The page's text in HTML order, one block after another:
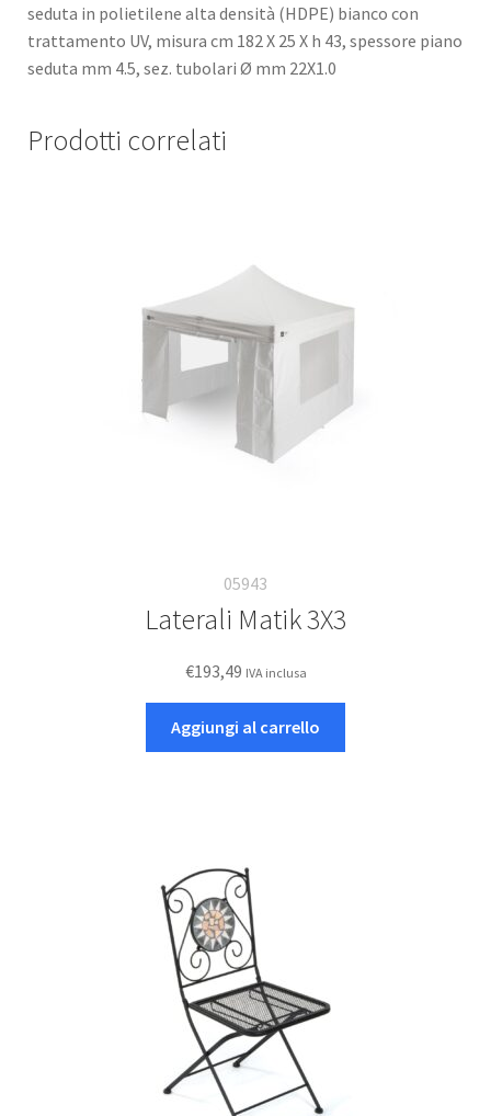
seduta in polietilene alta densità (HDPE) bianco con
trattamento UV, misura cm 182 X 25 X h 43, spessore piano
seduta mm 4.5, sez. tubolari Ø mm 22X1.0
Prodotti correlati
05943
Laterali Matik 3X3
€193,49 IVA inclusa
Aggiungi al carrello